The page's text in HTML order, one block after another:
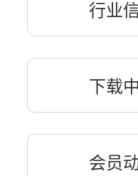
行业
下载
会员